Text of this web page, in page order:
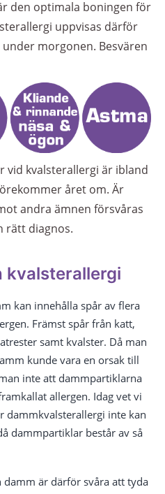
den optimala boningen för
uppvisas därför
morgonen. Besvären
vid kvalsterallergi är ibland
året om. Är
andra ämnen försvåras
rätt diagnos.
kvalsterallergi
kan innehålla spår av flera
Främst spår från katt,
samt kvalster. Då man
kunde vara en orsak till
inte att dammpartiklarna
allergen. Idag vet vi
dammkvalsterallergi inte kan
dammpartiklar består av så
är därför svåra att tyda